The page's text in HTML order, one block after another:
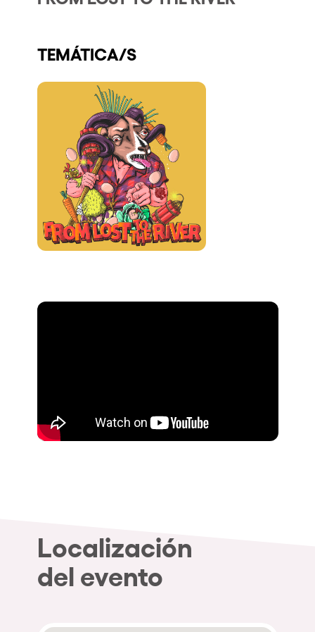
¿Quieres trabajar con nosotros?
Síguenos en tiktok
Síguenos en facebook
Síguenos en instagram
Síguenos en twitter
Síguenos en linkedin
Síguenos en youtube
Política de Privacidad
Política de Cookies
Política de Sostenibilidad
TEMÁTICA/S
Localización
del evento